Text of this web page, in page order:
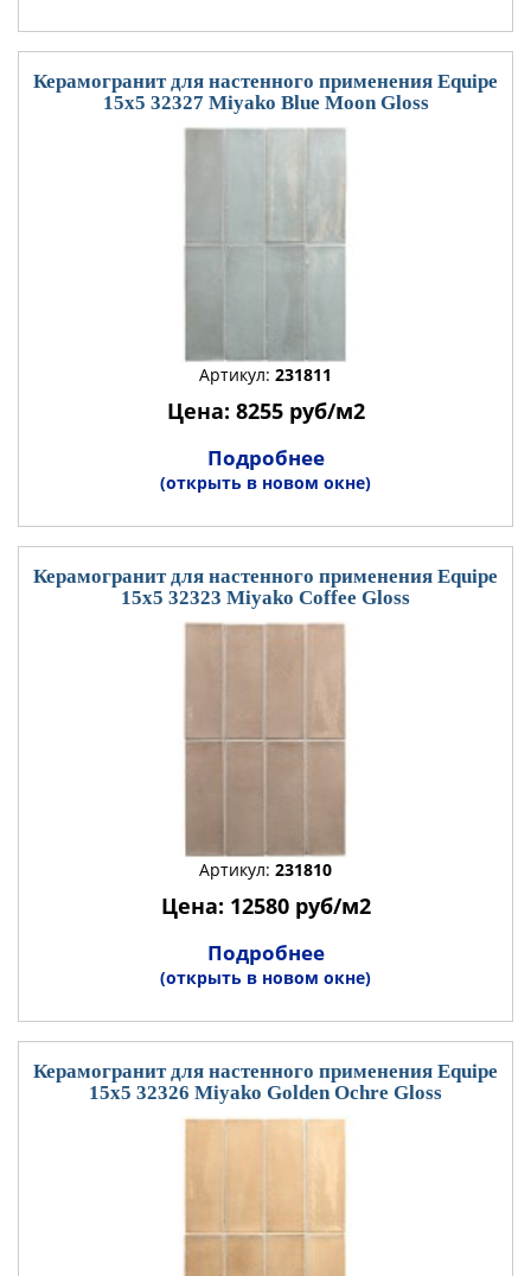
Керамогранит для настенного применения Equipe
15x5 32327 Miyako Blue Moon Gloss
Артикул: 231811
Цена: 8255 руб/м2
Подробнее
(открыть в новом окне)
Керамогранит для настенного применения Equipe
15x5 32323 Miyako Coffee Gloss
Артикул: 231810
Цена: 12580 руб/м2
Подробнее
(открыть в новом окне)
Керамогранит для настенного применения Equipe
15x5 32326 Miyako Golden Ochre Gloss